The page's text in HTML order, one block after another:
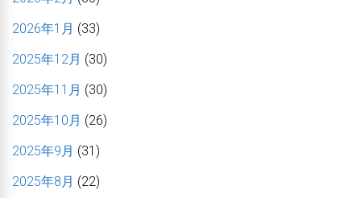
2026年1月 (33)
2025年12月 (30)
2025年11月 (30)
2025年10月 (26)
2025年9月 (31)
2025年8月 (22)